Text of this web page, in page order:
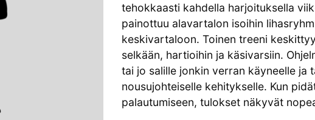
tehokkaasti kahdella harjoituksella
painottuu alavartalon isoihin
keskivartaloon. Toinen treeni
selkään, hartioihin ja käsivarsiin.
tai jo salille jonkin verran käyneelle ja
nousujohteiselle kehitykselle. Kun
palautumiseen, tulokset näkyvät